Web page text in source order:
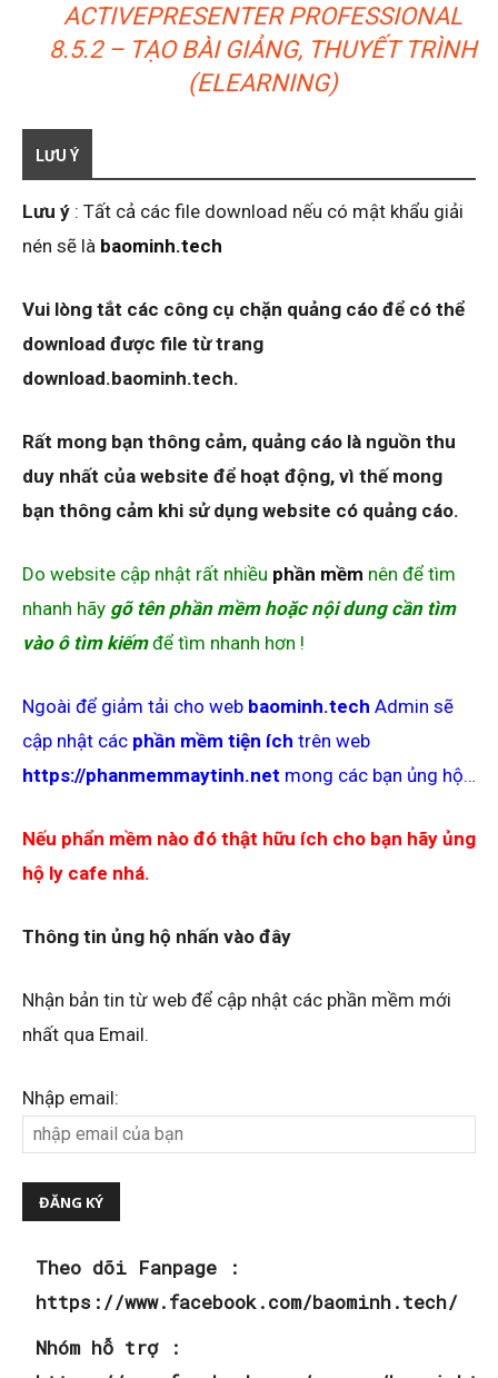
ACTIVEPRESENTER PROFESSIONAL
8.5.2 – TẠO BÀI GIẢNG, THUYẾT TRÌNH
(ELEARNING)
LƯU Ý
Lưu ý : Tất cả các file download nếu có mật khẩu giải
nén sẽ là baominh.tech
Vui lòng tắt các công cụ chặn quảng cáo để có thể
download được file từ trang
download.baominh.tech.
Rất mong bạn thông cảm, quảng cáo là nguồn thu
duy nhất của website để hoạt động, vì thế mong
bạn thông cảm khi sử dụng website có quảng cáo.
Do website cập nhật rất nhiều phần mềm nên để tìm
nhanh hãy gõ tên phần mềm hoặc nội dung cần tìm
vào ô tìm kiếmđể tìm nhanh hơn !
Ngoài để giảm tải cho web baominh.tech Admin sẽ
cập nhật các phần mềm tiện ích trên web
https://phanmemmaytinh.net mong các bạn ủng hộ…
Nếu phẩn mềm nào đó thật hữu ích cho bạn hãy ủng
hộ ly cafe nhá.
Thông tin ủng hộ nhấn vào đây
Nhận bản tin từ web để cập nhật các phần mềm mới
nhất qua Email.
Nhập email:
Theo dõi Fanpage :
https://www.facebook.com/baominh.tech/
Nhóm hỗ trợ :